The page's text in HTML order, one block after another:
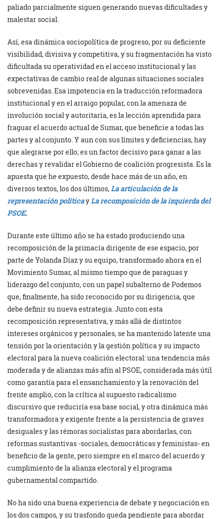
paliado parcialmente siguen generando nuevas dificultades y
malestar social.
Así, esa dinámica sociopolítica de progreso, por su deficiente
visibilidad, divisiva y competitiva, y su fragmentación ha visto
dificultada su operatividad en el acceso institucional y las
expectativas de cambio real de algunas situaciones sociales
sobrevenidas. Esa impotencia en la traducción reformadora
institucional y en el arraigo popular, con la amenaza de
involución social y autoritaria, es la lección aprendida para
fraguar el acuerdo actual de Sumar, que beneficie a todas las
partes y al conjunto. Y aun con sus límites y deficiencias, hay
que alegrarse por ello; es un factor decisivo para ganar a las
derechas y revalidar el Gobierno de coalición progresista. Es la
apuesta que he expuesto, desde hace más de un año, en
diversos textos, los dos últimos,La articulación de la
representación políticayLa recomposición de la izquierda del
PSOE.
Durante este último año se ha estado produciendo una
recomposición de la primacía dirigente de ese espacio, por
parte de Yolanda Díaz y su equipo, transformado ahora en el
Movimiento Sumar, al mismo tiempo que de paraguas y
liderazgo del conjunto, con un papel subalterno de Podemos
que, finalmente, ha sido reconocido por su dirigencia, que
debe definir su nueva estrategia. Junto con esta
recomposición representativa, y más allá de distintos
intereses orgánicos y personales, se ha mantenido latente una
tensión por la orientación y la gestión política y su impacto
electoral para la nueva coalición electoral: una tendencia más
moderada y de alianzas más afín al PSOE, considerada más útil
como garantía para el ensanchamiento y la renovación del
frente amplio, con la crítica al supuesto radicalismo
discursivo que reduciría esa base social, y otra dinámica más
transformadora y exigente frente a la persistencia de graves
desiguales y las rémoras socialistas para abordarlas, con
reformas sustantivas -sociales, democráticas y feministas- en
beneficio de la gente, pero siempre en el marco del acuerdo y
cumplimiento de la alianza electoral y el programa
gubernamental compartido.
No ha sido una buena experiencia de debate y negociación en
los dos campos, y su trasfondo queda pendiente para abordar